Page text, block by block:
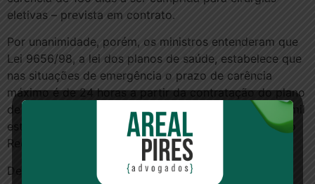
eletivas – prevista em contrato.
Por unanimidade, porém, os ministros entenderam que
Lei 9656/98, a lei dos planos de saúde, estabelece que
nas situações de emergência o prazo de carência
máximo é de 24 horas a partir da contratação do plano
de saúde. Por isso, manteve a indenização de R$ 20 mil
estipulada pelo TJSP. O caso estava sendo tratado no
Recurso Especial 1578533, de São Paulo.
De acordo com o colegiado, a negativa da cobertura